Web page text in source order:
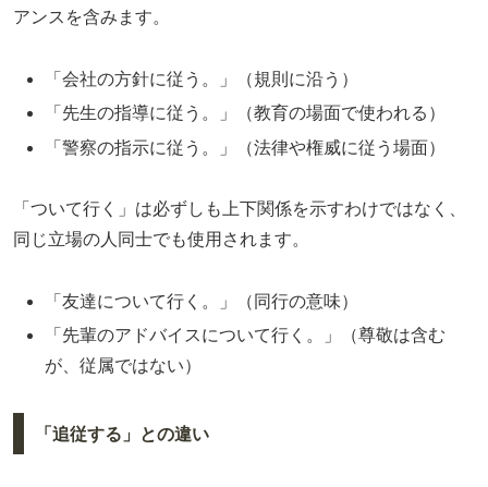
アンスを含みます。
「会社の方針に従う。」（規則に沿う）
「先生の指導に従う。」（教育の場面で使われる）
「警察の指示に従う。」（法律や権威に従う場面）
「ついて行く」は必ずしも上下関係を示すわけではなく、
同じ立場の人同士でも使用されます。
「友達について行く。」（同行の意味）
「先輩のアドバイスについて行く。」（尊敬は含む
が、従属ではない）
「追従する」との違い